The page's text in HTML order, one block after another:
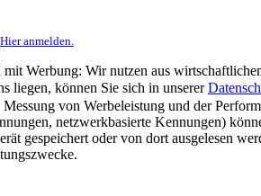
Hier anmelden.
Werbung: Wir nutzen aus
liegen, können Sie sich in unserer
von Werbeleistung und der
netzwerkbasierte Kennungen)
gespeichert oder von dort ausgelesen